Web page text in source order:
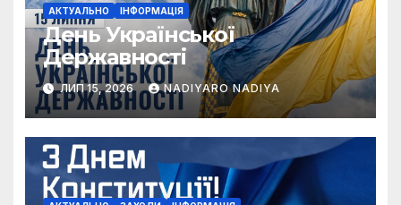
АКТУАЛЬНО ІНФОРМАЦІЯ
День Української
Державності
ЛИП 15, 2026 NADIYARO NADIYA